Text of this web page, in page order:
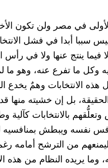
في مصر ولن تكون
سببا أبدا في فشل
فيما ينتج عنها ولا في
وكل ما تفرع عنه، وهو
هذه الانتخابات وهمٌ يخدع
بل إن خشيته
بالانتخابات كآلية
نفسه ويبطش
من الترشح أمامه
يريده النظام من هذه